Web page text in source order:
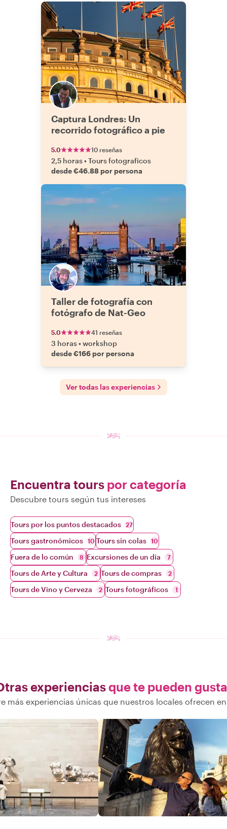
Captura Londres: Un
recorrido fotográfico a pie
5.0 10 reseñas
2,5 horas•Tours fotograficos
desde €46.88 por persona
Taller de fotografía con
fotógrafo de Nat-Geo
5.0 41 reseñas
3 horas•workshop
desde €166 por persona
Ver todas las experiencias
Encuentra tours por categoría
Descubre tours según tus intereses
Tours por los puntos destacados 27
Tours gastronómicos 10 Tours sin colas 10
Fuera de lo común 8 Excursiones de un día 7
Tours de Arte y Cultura 2 Tours de compras 2
Tours de Vino y Cerveza 2 Tours fotográficos 1
experienciasque te pueden
más experiencias únicas que nuestros locales ofrecen